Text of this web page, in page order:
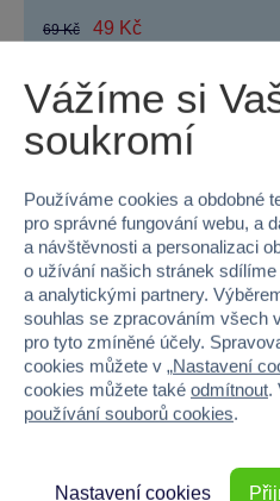
69 Kč 49 Kč
Proč nakupovat ve
Vážíme si
soukromí
Používáme cookies a obdobné
pro správné fungování webu, a
a návštěvnosti a personalizaci
o užívání našich stránek
a analytickými partnery.
souhlas se zpracováním všech
pro tyto zmíněné účely.
cookies můžete v „Nastavení
cookies můžete také odmítnout.
používání souborů cookies.
Nastavení cookies